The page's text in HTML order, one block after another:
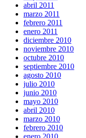
abril 2011
marzo 2011
febrero 2011
enero 2011
diciembre 2010
noviembre 2010
octubre 2010
septiembre 2010
agosto 2010
julio 2010
junio 2010
mayo 2010
abril 2010
marzo 2010
febrero 2010
enero 2010